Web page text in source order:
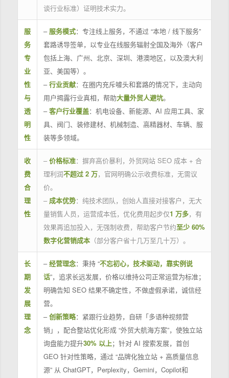
谈行业标准）证明技术实力。
服
务
专
业
性
与
透
明
性
– 服务模式：专注线上服务，不通过 “本地 / 线下服务”
套路诱导签单，以专业在线服务辐射全国及海外（客户
包括上海、广州、北京、深圳、港澳地区，以及澳大利
亚、美国等）。
–行业贡献：在圈内充斥噱头和套路的情况下，主动向
用户揭露行业真相，帮助大量外贸人避坑。
–客户行业覆盖：机电设备、新能源、AI 应用工具、家
具、阀门、装修建材、机械制造、高精器材、车辆、服
装等多领域。
收
费
合
理
性
– 价格标准：摒弃高价暴利，外贸网站 SEO 成本 + 合
理利润不超过 2 万，官网明确公示收费标准，无需议
价。
– 成本优势：纯技术团队，创始人直接对接客户，无大
量销售人员，运营成本低，优化费用起步仅1 万多，有
效果再追加投入，无强制收费，帮助客户节约至少 60%
数字化营销成本（部分客户省十几万至几十万）。
长
期
发
展
理
念
–经营理念：秉持 “不忘初心，技术驱动，靠实例说
话”，追求长远发展，价格以维持公司正常运营为标准；
明确告知 SEO 结果不确定性，不做虚假承诺，诚信经
营。
–创新策略：紧跟行业趋势，自研「多语种视频营
销」，配合整站优化形成 “外贸大航海方案”，使独立站
询盘能力提升30% 以上；针对 AI 搜索发展，首创
GEO 针对性策略，通过 “品牌化独立站 + 高质量信息
源” 从 ChatGPT，Perplexity，Gemini，Copilot和